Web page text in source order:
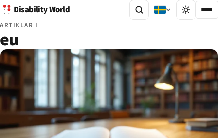
Disability World
ARTIKLAR I
eu